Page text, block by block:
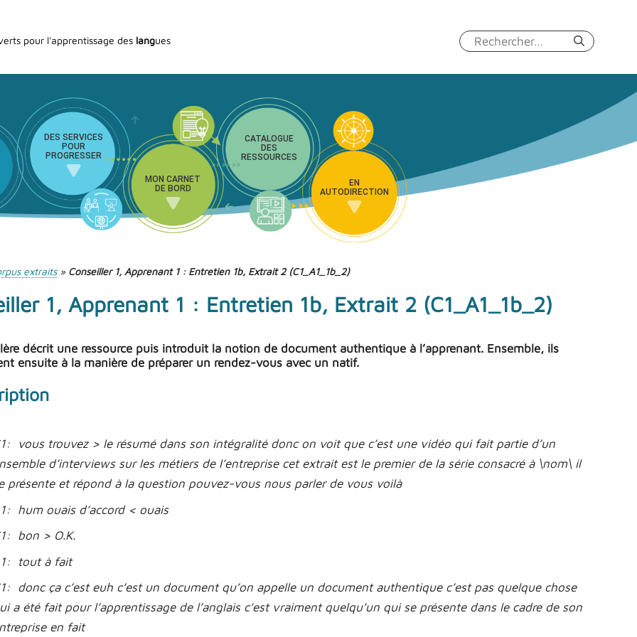
pour l'apprentissage des langues Rechercher :
DES SERVICES
POUR
PROGRESSER
MON CARNET
DE BORD
CATALOGUE
DES
RESSOURCES
EN
AUTODIRECTION
extraits» Conseiller 1, Apprenant 1 : Entretien 1b, Extrait 2 (C1_A1_1b_2)
1, Apprenant 1 : Entretien 1b, Extrait 2 (C1_A1_1b_2)
décrit une ressource puis introduit la notion de document authentique à l’apprenant. Ensemble, ils
ensuite à la manière de préparer un rendez-vous avec un natif.
vous trouvez > le résumé dans son intégralité donc on voit que c’est une vidéo qui fait partie d’un
d’interviews sur les métiers de l’entreprise cet extrait est le premier de la série consacré à \nom\ il
présente et répond à la question pouvez-vous nous parler de vous voilà
hum ouais d’accord < ouais
bon > O.K.
tout à fait
donc ça c’est euh c’est un document qu’on appelle un document authentique c’est pas quelque chose
a été fait pour l’apprentissage de l’anglais c’est vraiment quelqu’un qui se présente dans le cadre de son
en fait